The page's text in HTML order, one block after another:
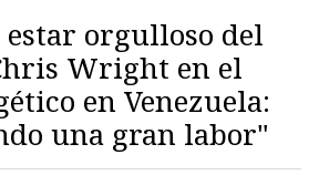
orgulloso del
Wright en el
en Venezuela:
una gran labor"